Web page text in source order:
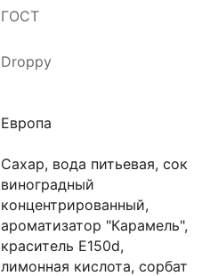
ГОСТ
Droppy
Европа
Сахар, вода питьевая, сок
виноградный
концентрированный,
ароматизатор "Карамель",
краситель Е150d,
лимонная кислота, сорбат